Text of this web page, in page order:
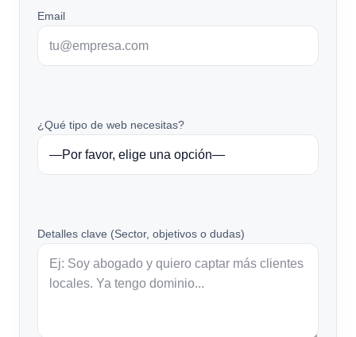
Email
¿Qué tipo de web necesitas?
Detalles clave (Sector, objetivos o dudas)